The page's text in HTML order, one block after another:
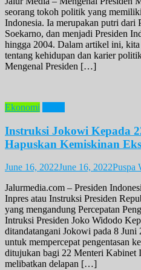
seorang tokoh politik yang
Indonesia. Ia merupakan putri dari
Soekarno, dan menjadi Presiden
hingga 2004. Dalam artikel ini,
tentang kehidupan dan karier
Mengenal Presiden […]
Ekonomi
Instruksi Jokowi Kepada
Hapuskan Kemiskinan
June 16, 2022June 16, 2022Puspa
Jalurmedia.com – Presiden
Inpres atau Instruksi Presiden
yang mengandung Percepatan
Intruksi Presiden Joko Widodo
ditandatangani Jokowi pada 8
untuk mempercepat pengentasan
ditujukan bagi 22 Menteri Kabinet
melibatkan delapan […]